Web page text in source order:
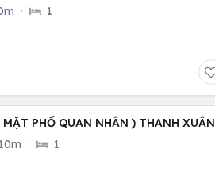
· 1
PHỐ QUAN NHÂN ) THANH XUÂN
10m · 1